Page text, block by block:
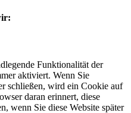
Funktionalität der
aktiviert. Wenn Sie
schließen, wird ein Cookie auf
daran erinnert, diese
wenn Sie diese Website später